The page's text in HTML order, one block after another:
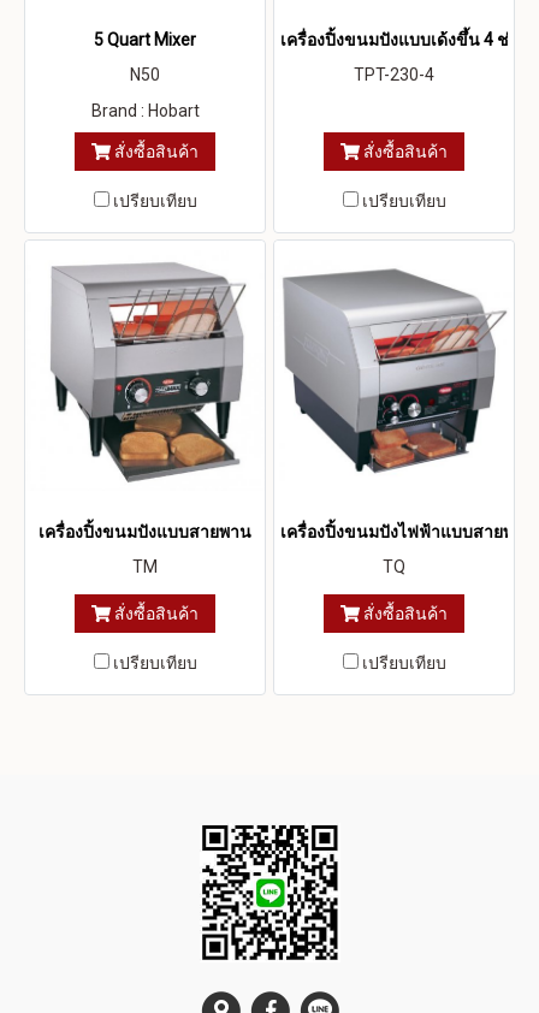
5 Quart Mixer
N50
Brand : Hobart
สั่งซื้อสินค้า
เปรียบเทียบ
เครื่องปิ้งขนมปังแบบเด้งขึ้น 4 ช่อง
TPT-230-4
สั่งซื้อสินค้า
เปรียบเทียบ
เครื่องปิ้งขนมปังแบบสายพาน
TM
สั่งซื้อสินค้า
เปรียบเทียบ
เครื่องปิ้งขนมปังไฟฟ้าแบบสายพาน
TQ
สั่งซื้อสินค้า
เปรียบเทียบ